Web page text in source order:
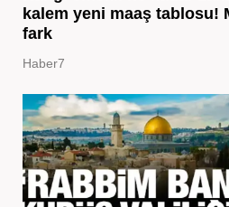
kalem yeni maaş tablosu!
fark
Haber7